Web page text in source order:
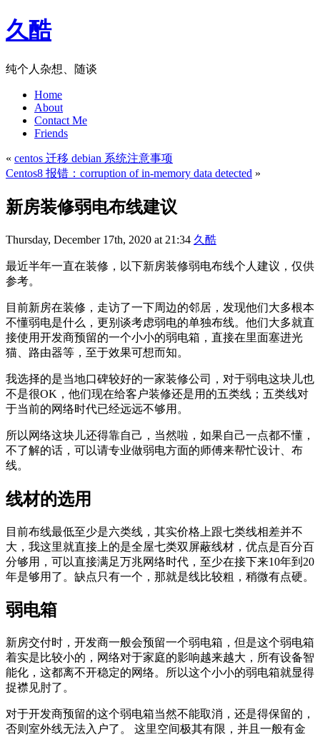
久酷
纯个人杂想、随谈
Home
About
Contact Me
Friends
« centos 迁移 debian 系统注意事项
Centos8 报错：corruption of in-memory data detected »
新房装修弱电布线建议
Thursday, December 17th, 2020 at 21:34 久酷
最近半年一直在装修，以下新房装修弱电布线个人建议，仅供
参考。
目前新房在装修，走访了一下周边的邻居，发现他们大多根本
不懂弱电是什么，更别谈考虑弱电的单独布线。他们大多就直
接使用开发商预留的一个小小的弱电箱，直接在里面塞进光
猫、路由器等，至于效果可想而知。
我选择的是当地口碑较好的一家装修公司，对于弱电这块儿也
不是很OK，他们现在给客户装修还是用的五类线；五类线对
于当前的网络时代已经远远不够用。
所以网络这块儿还得靠自己，当然啦，如果自己一点都不懂，
不了解的话，可以请专业做弱电方面的师傅来帮忙设计、布
线。
线材的选用
目前布线最低至少是六类线，其实价格上跟七类线相差并不
大，我这里就直接上的是全屋七类双屏蔽线材，优点是百分百
分够用，可以直接满足万兆网络时代，至少在接下来10年到20
年是够用了。缺点只有一个，那就是线比较粗，稍微有点硬。
弱电箱
新房交付时，开发商一般会预留一个弱电箱，但是这个弱电箱
着实是比较小的，网络对于家庭的影响越来越大，所有设备智
能化，这都离不开稳定的网络。所以这个小小的弱电箱就显得
捉襟见肘了。
对于开发商预留的这个弱电箱当然不能取消，还是得保留的，
否则室外线无法入户了。 这里空间极其有限，并且一般有金